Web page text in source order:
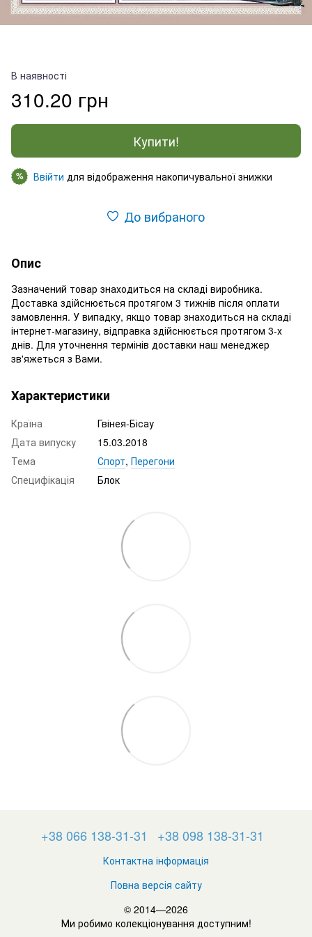
В наявності
310.20 грн
Купити!
% Ввійти для відображення накопичувальної знижки
До вибраного
Опис
Зазначений товар знаходиться на складі виробника.
Доставка здійснюється протягом 3 тижнів після оплати
замовлення. У випадку, якщо товар знаходиться на складі
інтернет-магазину, відправка здійснюється протягом 3-х
днів. Для уточнення термінів доставки наш менеджер
зв'яжеться з Вами.
Характеристики
Країна
Гвінея-Бісау
Дата випуску
15.03.2018
Тема
Спорт, Перегони
Специфікація
Блок
+38 066 138-31-31 +38 098 138-31-31
Контактна інформація
Повна версія сайту
© 2014—2026
Ми робимо колекціонування доступним!